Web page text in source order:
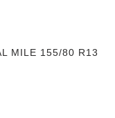
MILE 155/80 R13